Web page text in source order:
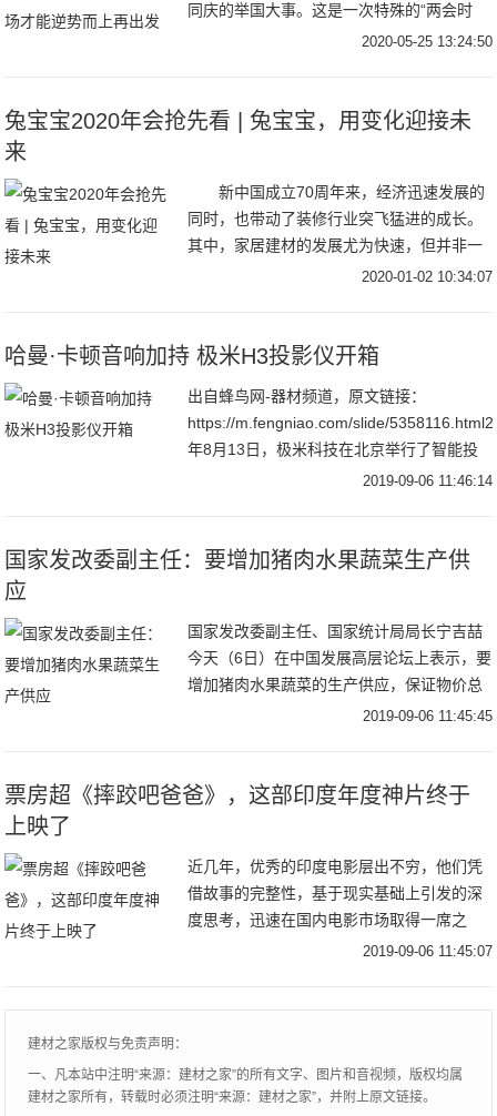
同庆的举国大事。这是一次特殊的“两会时
间”--因疫情而推迟召开的全国两会，必将有
2020-05-25 13:24:50
兔宝宝2020年会抢先看 | 兔宝宝，用变化迎接未
来
新中国成立70周年来，经济迅速发展的
同时，也带动了装修行业突飞猛进的成长。
其中，家居建材的发展尤为快速，但并非一
帆风顺，外有国外品牌的进入，内有经济架
2020-01-02 10:34:07
哈曼·卡顿音响加持 极米H3投影仪开箱
出自蜂鸟网-器材频道，原文链接：
https://m.fengniao.com/slide/
年8月13日，极米科技在北京举行了智能投
影新品发布会，共发布了极光RS Pro
2019-09-06 11:46:14
​国家发改委副主任：要增加猪肉水果蔬菜生产供
应
国家发改委副主任、国家统计局局长宁吉喆
今天（6日）在中国发展高层论坛上表示，要
增加猪肉水果蔬菜的生产供应，保证物价总
体稳定。要加大逆周期调节力度，保持经济
2019-09-06 11:45:45
票房超《摔跤吧爸爸》，这部印度年度神片终于
上映了
近几年，优秀的印度电影层出不穷，他们凭
借故事的完整性，基于现实基础上引发的深
度思考，迅速在国内电影市场取得一席之
地，尤其《摔跤吧爸爸》、《神秘巨星》在
2019-09-06 11:45:07
建材之家版权与免责声明：
一、凡本站中注明“来源：建材之家”的所有文字、图片和音视频，版权均属
建材之家所有，转载时必须注明“来源：建材之家”，并附上原文链接。